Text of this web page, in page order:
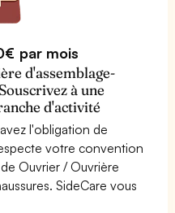
par mois
d'assemblage-
à une
d'activité
l'obligation de
votre convention
Ouvrier / Ouvrière
SideCare vous